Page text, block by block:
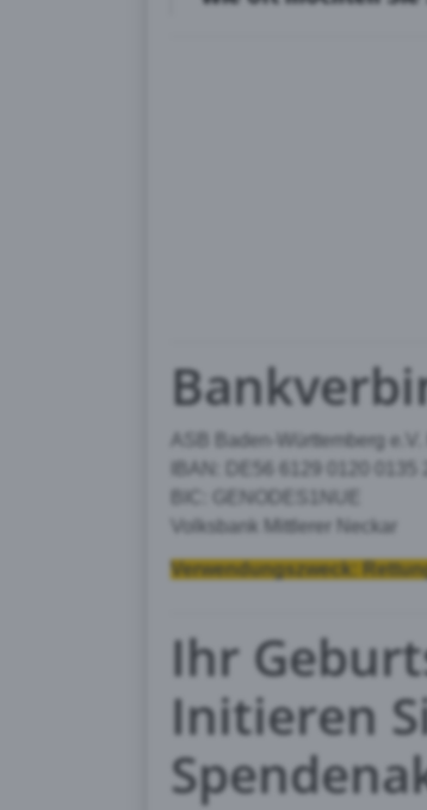
ASB Baden-Württemberg
Volksbank Mittlerer Neckar
Verwendungszweck:
Ihr
Initieren